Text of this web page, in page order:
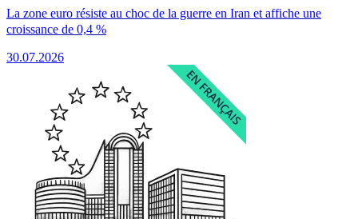
La zone euro résiste au choc de la guerre en Iran et affiche une
croissance de 0,4 %
30.07.2026